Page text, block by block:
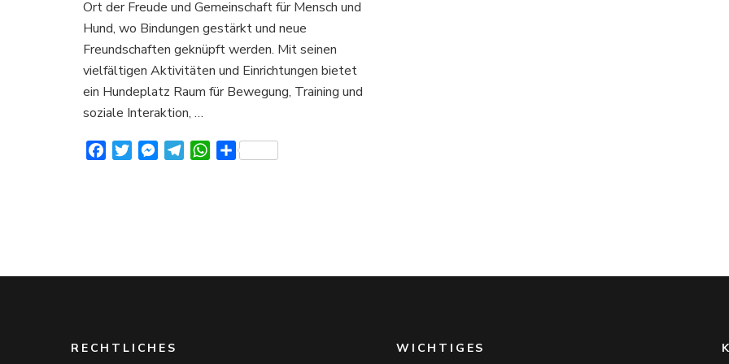
Ort der Freude und Gemeinschaft für Mensch und
Hund, wo Bindungen gestärkt und neue
Freundschaften geknüpft werden. Mit seinen
vielfältigen Aktivitäten und Einrichtungen bietet
ein Hundeplatz Raum für Bewegung, Training und
soziale Interaktion, …
FacebookTwitterMessenger
TelegramWhatsApp
Teilen
RECHTLICHES WICHTIGES